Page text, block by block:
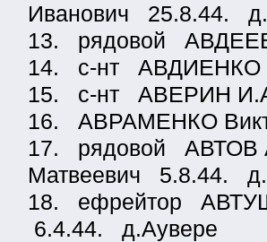
Иванович 25.8.44.
13. рядовой
14. с-нт АВДИЕНКО
15. с-нт АВЕРИН
16. АВРАМЕНКО
17. рядовой АВТОВ
Матвеевич 5.8.44.
18. ефрейтор
6.4.44. д.Аувере